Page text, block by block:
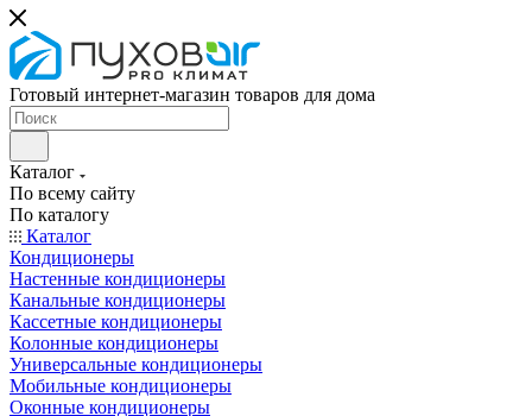
Готовый интернет-магазин товаров для дома
Каталог
По всему сайту
По каталогу
Каталог
Кондиционеры
Настенные кондиционеры
Канальные кондиционеры
Кассетные кондиционеры
Колонные кондиционеры
Универсальные кондиционеры
Мобильные кондиционеры
Оконные кондиционеры